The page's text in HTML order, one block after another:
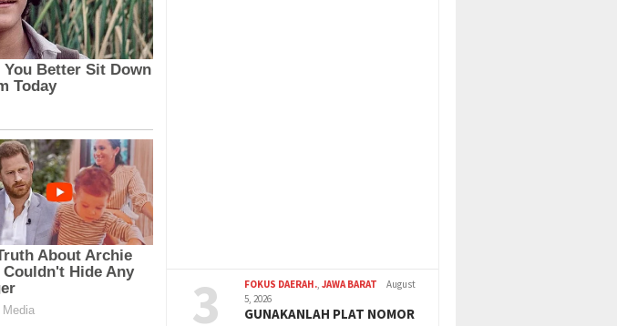
3 FOKUS DAERAH. ,JAWA BARAT
August
5, 2026
GUNAKANLAH PLAT NOMOR